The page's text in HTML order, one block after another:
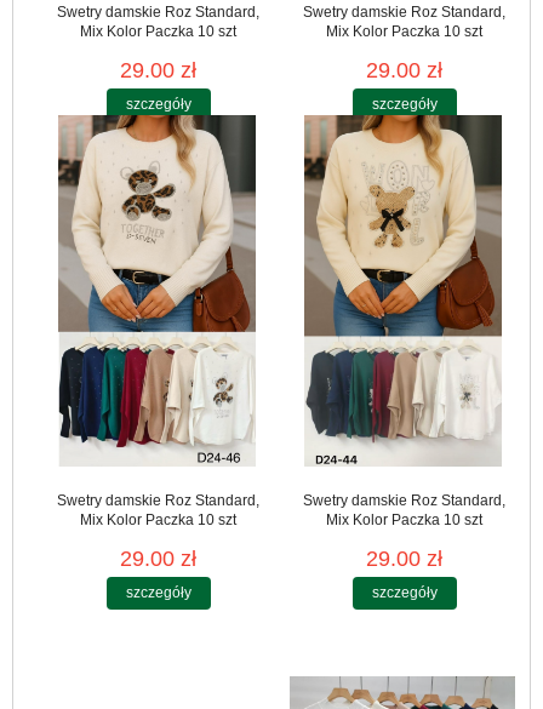
Swetry damskie Roz Standard,
Mix Kolor Paczka 10 szt
29.00 zł
szczegóły
Swetry damskie Roz Standard,
Mix Kolor Paczka 10 szt
29.00 zł
szczegóły
Swetry damskie Roz Standard,
Mix Kolor Paczka 10 szt
29.00 zł
szczegóły
Swetry damskie Roz Standard,
Mix Kolor Paczka 10 szt
29.00 zł
szczegóły